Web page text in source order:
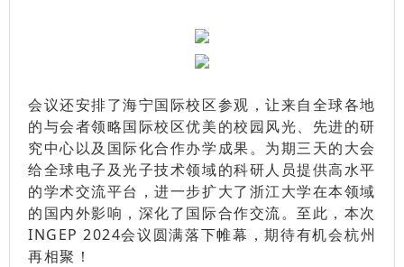
会议还安排了海宁国际校区参观，让来自全球各地
的与会者领略国际校区优美的校园风光、先进的研
究中心以及国际化合作办学成果。为期三天的大会
给全球电子及光子技术领域的科研人员提供高水平
的学术交流平台，进一步扩大了浙江大学在本领域
的国内外影响，深化了国际合作交流。至此，本次
INGEP 2024会议圆满落下帷幕，期待有机会杭州
再相聚！